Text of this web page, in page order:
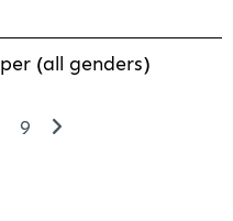
(all genders)
9